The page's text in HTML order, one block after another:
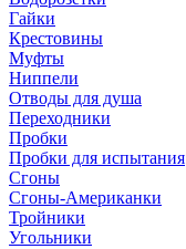
Гайки
Крестовины
Муфты
Ниппели
Отводы для душа
Переходники
Пробки
Пробки для испытания
Сгоны
Сгоны-Американки
Тройники
Угольники